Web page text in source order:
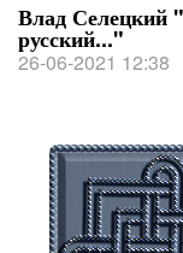
Влад Селецкий
русский..."
26-06-2021 12:38